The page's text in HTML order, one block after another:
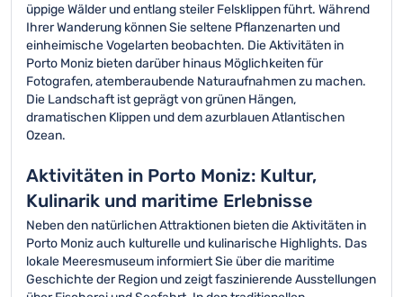
üppige Wälder und entlang steiler Felsklippen führt. Während
Ihrer Wanderung können Sie seltene Pflanzenarten und
einheimische Vogelarten beobachten. Die Aktivitäten in
Porto Moniz bieten darüber hinaus Möglichkeiten für
Fotografen, atemberaubende Naturaufnahmen zu machen.
Die Landschaft ist geprägt von grünen Hängen,
dramatischen Klippen und dem azurblauen Atlantischen
Ozean.
Aktivitäten in Porto Moniz: Kultur,
Kulinarik und maritime Erlebnisse
Neben den natürlichen Attraktionen bieten die Aktivitäten in
Porto Moniz auch kulturelle und kulinarische Highlights. Das
lokale Meeresmuseum informiert Sie über die maritime
Geschichte der Region und zeigt faszinierende Ausstellungen